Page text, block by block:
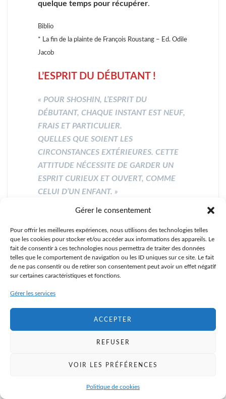
Gérer le consentement
Pour offrir les meilleures expériences, nous utilisons des technologies telles
que les cookies pour stocker et/ou accéder aux informations des appareils. Le
fait de consentir à ces technologies nous permettra de traiter des données
telles que le comportement de navigation ou les ID uniques sur ce site. Le fait
de ne pas consentir ou de retirer son consentement peut avoir un effet négatif
sur certaines caractéristiques et fonctions.
Gérer les services
ACCEPTER
REFUSER
VOIR LES PRÉFÉRENCES
Politique de cookies
quelque temps pour récupérer.
Biblio
* La fin de la plainte de François Roustang – Ed. Odile
Jacob
L’ESPRIT DU DÉBUTANT !
« POUR SHOSHIN, L’ESPRIT DU
DÉBUTANT, CHAQUE INSTANT EST NEUF,
FRAIS ET PARTICULIER.
QUELLES QUE SOIENT LES
CIRCONSTANCES EXTÉRIEURES. CETTE
ATTITUDE NÉCESSITE DE GARDER UN
ESPRIT CURIEUX ET OUVERT, COMME
CELUI D’UN ENFANT. »
La coupe est pleine
Un célèbre maître de zen reçoit un jour la
visite d’un homme qui déclare vouloir
étudier avec lui. Le maître l’invite à boire le
thé pendant que le visiteur lui expose son
passé, lui décrit son cheminement
spirituel, ses découvertes, ses réflexions et
nomme les maîtres qu’il a côtoyés.
Le maître écoute patiemment et
recommence à lui verser du thé dans sa
tasse déjà pleine.
Celle-ci se remplit à ras bord et finit par
L’élève s’écrit alors :